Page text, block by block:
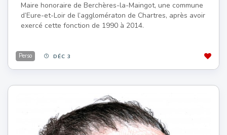
Maire honoraire de Berchères-la-Maingot, une commune
d’Eure-et-Loir de l’agglomératon de Chartres, après avoir
exercé cette fonction de 1990 à 2014.
Perso DÉC 3